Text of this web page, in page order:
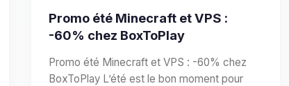
Promo été Minecraft et VPS :
-60% chez BoxToPlay
Promo été Minecraft et VPS : -60% chez
BoxToPlay L’été est le bon moment pour